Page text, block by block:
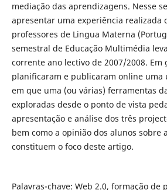
mediação das aprendizagens. Nesse
apresentar uma experiência realizada
professores de Lingua Materna
semestral de Educação Multimédia
corrente ano lectivo de 2007/2008. Em
planificaram e publicaram online
em que uma (ou várias) ferramentas
exploradas desde o ponto de vista
apresentação e análise dos três
bem como a opinião dos alunos sobre
constituem o foco deste artigo.
Palavras-chave: Web 2.0, formação de